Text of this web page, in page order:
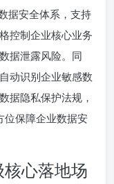
据安全体系，支持
控制企业核心业务
据泄露风险。同
动识别企业敏感数
据隐私保护法规，
位保障企业数据安
心落地场